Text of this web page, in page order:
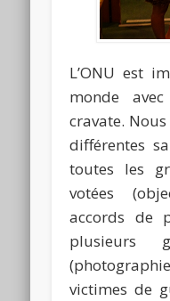
L’ONU est
monde
cravate.
différentes
toutes les
votées
accords de
plusieurs
victimes de